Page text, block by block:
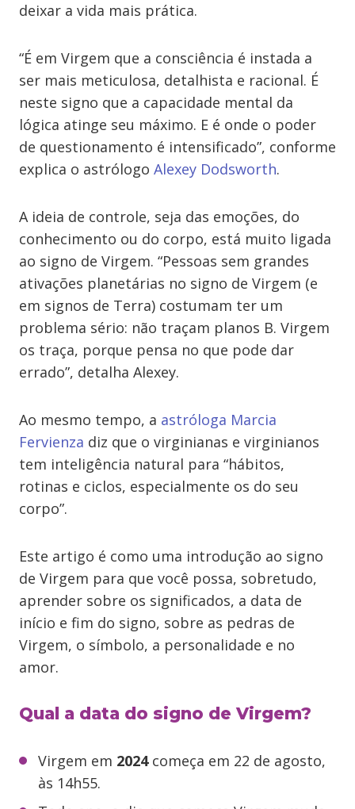
deixar a vida mais prática.
“É em Virgem que a consciência é instada a
ser mais meticulosa, detalhista e racional. É
neste signo que a capacidade mental da
lógica atinge seu máximo. E é onde o poder
de questionamento é intensificado”, conforme
explica o astrólogo Alexey Dodsworth.
A ideia de controle, seja das emoções, do
conhecimento ou do corpo, está muito ligada
ao signo de Virgem. “Pessoas sem grandes
ativações planetárias no signo de Virgem (e
em signos de Terra) costumam ter um
problema sério: não traçam planos B. Virgem
os traça, porque pensa no que pode dar
errado”, detalha Alexey.
Ao mesmo tempo, a astróloga Marcia
Fervienza diz que o virginianas e virginianos
tem inteligência natural para “hábitos,
rotinas e ciclos, especialmente os do seu
corpo”.
Este artigo é como uma introdução ao signo
de Virgem para que você possa, sobretudo,
aprender sobre os significados, a data de
início e fim do signo, sobre as pedras de
Virgem, o símbolo, a personalidade e no
amor.
Qual a data do signo de Virgem?
Virgem em 2024 começa em 22 de agosto,
às 14h55.